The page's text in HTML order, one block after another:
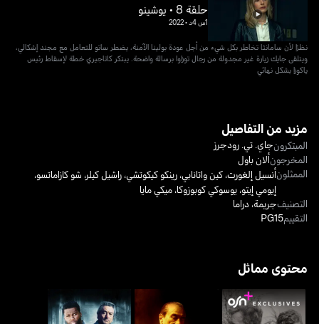
حلقة 8 • يوشينو
1س 4د •
2022
نظرًا لأن سامانثا تخاطر بكل شيء من أجل عودة بولينا الآمنة، يضطر ساتو للتعامل مع مجند إشكالي،
ويتلقى جايك زيارة غير مجدولة من رجال توزاوا برسالة واضحة. يبتكر كاتاجيري خطة لإسقاط رئيس
ياكوزا بشكل نهائي
مزيد من التفاصيل
المبتكرونجاي. تي. رودجرز
المخرجونألان باول
الممثلونأنسيل إلغورت،كين واتانابي،رينكو كيكوتشي،راشيل كيلر، شو كازاماتسو،
إيومي إيتو،يوسوكي كوبوزوكا،ميكي مايا
التصنيفجريمة، دراما
التقييمPG15
محتوى مماثل